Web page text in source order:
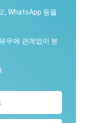
, WhatsApp 등을
무에 관계없이 분